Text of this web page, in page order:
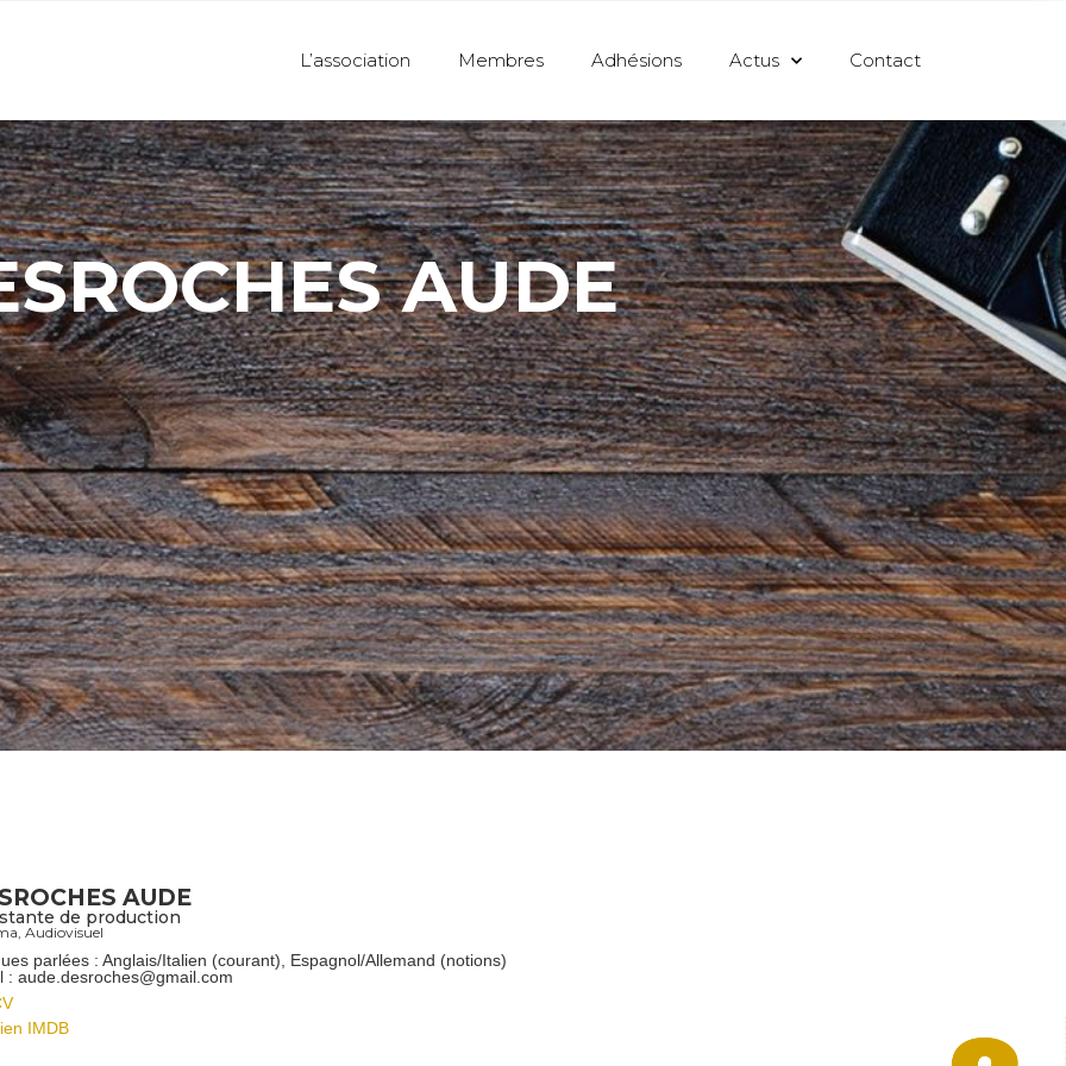
L’association Membres Adhésions Actus Contact
AUDE
AUDE
de production
,Audiovisuel
parlées : Anglais/Italien (courant), Espagnol/Allemand (notions)
: aude.desroches@gmail.com
IMDB